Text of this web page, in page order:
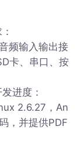
频输入输出接
卡、串口、按
进度：
2.6.27，An
，并提供PDF